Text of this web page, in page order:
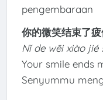
pengembaraan
你的微笑结束了
Nǐ de wēi xiào
Your smile ends
Senyummu